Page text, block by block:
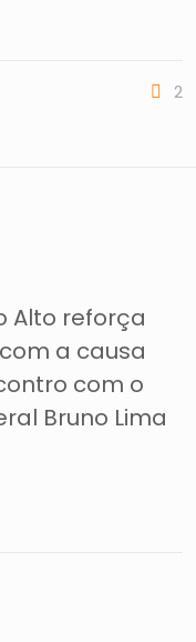
2
Alto reforça
a causa
com o
Bruno Lima